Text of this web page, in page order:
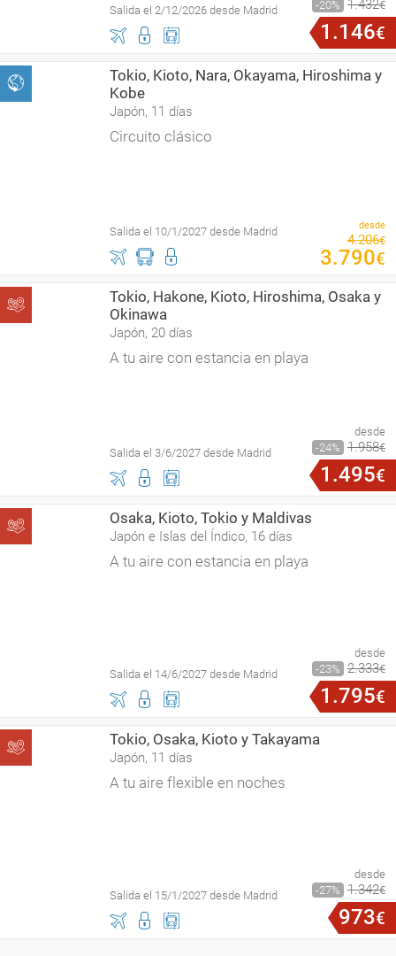
Salida el 2/12/2026 desde Madrid
20
1.432€
1 .146€
Tokio, Kioto, Nara, Okayama, Hiroshima y
Kobe
Japón, 11 días
Circuito clásico
Salida el 10/1/2027 desde Madrid desde
4.206€
3.790€
Tokio, Hakone, Kioto, Hiroshima, Osaka y
Okinawa
Japón, 20 días
A tu aire con estancia en playa
Salida el 3/6/2027 desde Madrid
desde
24
1.958€
1 .495€
Osaka, Kioto, Tokio y Maldivas
Japón e Islas del Índico, 16 días
A tu aire con estancia en playa
Salida el 14/6/2027 desde Madrid
desde
23
2.333€
1 .795€
Tokio, Osaka, Kioto y Takayama
Japón, 11 días
A tu aire flexible en noches
Salida el 15/1/2027 desde Madrid
desde
27
1.342€
973€